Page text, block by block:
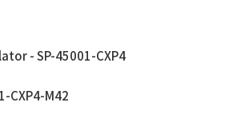
- SP-45001-CXP4
CXP4-M42